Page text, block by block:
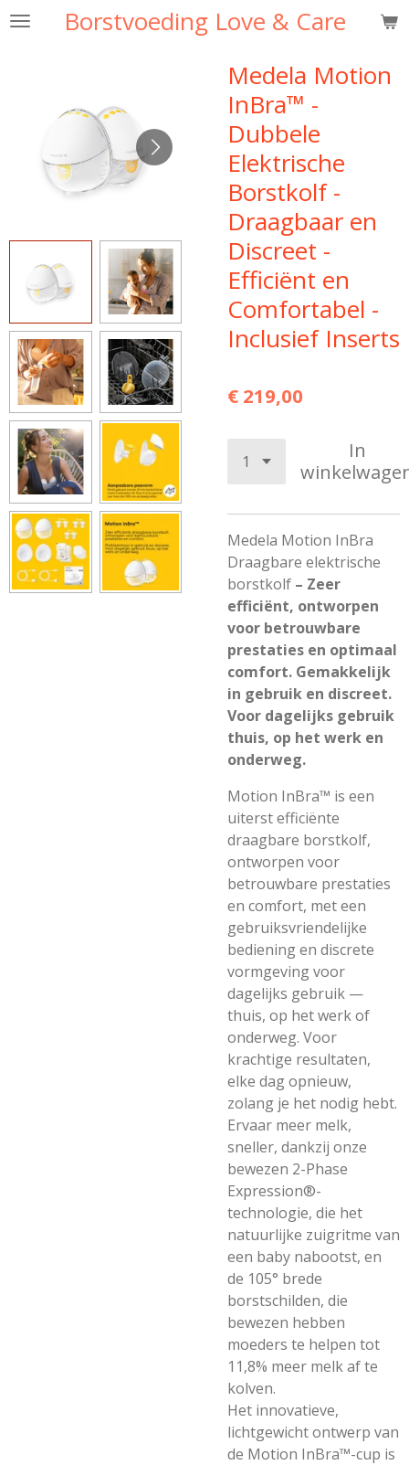
Ga
hoofdinhoud
Borstvoeding Love & Care
Medela Motion
InBra™ -
Dubbele
Elektrische
Borstkolf -
Draagbaar en
Discreet -
Efficiënt en
Comfortabel -
Inclusief Inserts
€ 219,00
In
Medela Motion InBra
Draagbare elektrische
borstkolf – Zeer
efficiënt, ontworpen
voor betrouwbare
prestaties en optimaal
comfort. Gemakkelijk
in gebruik en discreet.
Voor dagelijks gebruik
thuis, op het werk en
onderweg.
Motion InBra™ is een
uiterst efficiënte
draagbare borstkolf,
ontworpen voor
betrouwbare prestaties
en comfort, met een
gebruiksvriendelijke
bediening en discrete
vormgeving voor
dagelijks gebruik —
thuis, op het werk of
onderweg. Voor
krachtige resultaten,
elke dag opnieuw,
zolang je het nodig hebt.
Ervaar meer melk,
sneller, dankzij onze
bewezen 2-Phase
Expression®-
technologie, die het
natuurlijke zuigritme van
een baby nabootst, en
de 105° brede
borstschilden, die
bewezen hebben
moeders te helpen tot
11,8% meer melk af te
kolven.
Het innovatieve,
lichtgewicht ontwerp van
de Motion InBra™-cup is